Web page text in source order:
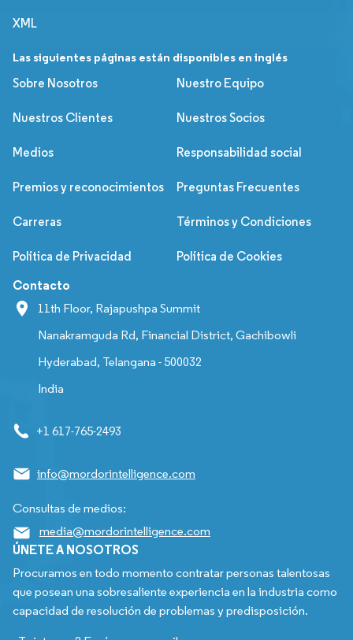
XML
Las siguientes páginas están disponibles en inglés
Sobre Nosotros
Nuestro Equipo
Nuestros Clientes Nuestros Socios
Medios Responsabilidad social
Premios y reconocimientos Preguntas Frecuentes
Carreras Términos y Condiciones
Política de Privacidad Política de Cookies
Contacto
11th Floor, Rajapushpa Summit
Nanakramguda Rd, Financial District, Gachibowli
Hyderabad, Telangana - 500032
India
+1 617-765-2493
info@mordorintelligence.com
Consultas de medios:
media@mordorintelligence.com
ÚNETE A NOSOTROS
Procuramos en todo momento contratar personas talentosas
que posean una sobresaliente experiencia en la industria como
capacidad de resolución de problemas y predisposición.